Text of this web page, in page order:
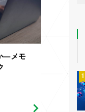
―メモ